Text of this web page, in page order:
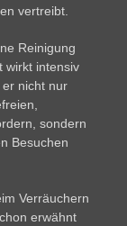
vertreibt.
Reinigung
wirkt intensiv
nicht nur
sondern
Besuchen
Verräuchern
erwähnt